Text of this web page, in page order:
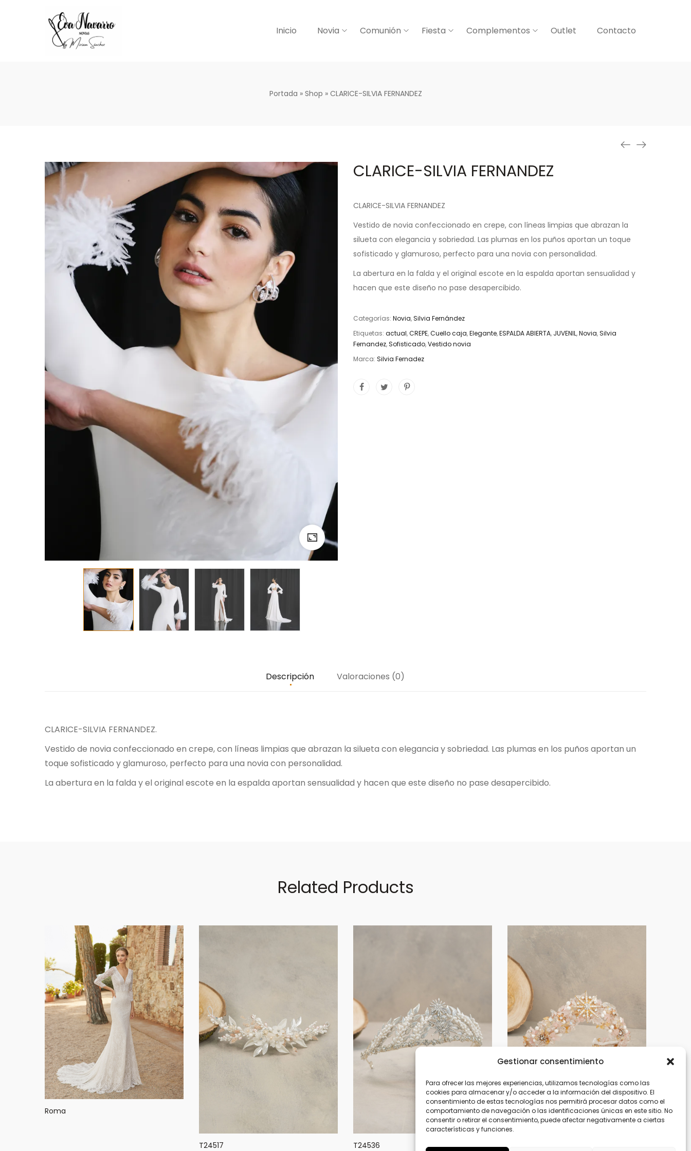
Gestionar consentimiento
Para ofrecer las mejores experiencias, utilizamos tecnologías como las
cookies para almacenar y/o acceder a la información del dispositivo. El
consentimiento de estas tecnologías nos permitirá procesar datos como el
comportamiento de navegación o las identificaciones únicas en este sitio. No
consentir o retirar el consentimiento, puede afectar negativamente a ciertas
características y funciones.
Inicio Novia Comunión Fiesta Complementos Outlet Contacto
Portada » Shop » CLARICE-SILVIA FERNANDEZ
CLARICE-SILVIA FERNANDEZ
CLARICE-SILVIA FERNANDEZ
Vestido de novia confeccionado en crepe, con líneas limpias que abrazan la
silueta con elegancia y sobriedad. Las plumas en los puños aportan un toque
sofisticado y glamuroso, perfecto para una novia con personalidad.
La abertura en la falda y el original escote en la espalda aportan sensualidad y
hacen que este diseño no pase desapercibido.
Categorías: Novia,Silvia Fernández
Etiquetas: actual,CREPE,Cuello caja,Elegante,ESPALDA ABIERTA, JUVENIL,Novia,Silvia
Fernandez,Sofisticado,Vestido novia
Marca: Silvia Fernadez
Descripción Valoraciones (0)
CLARICE-SILVIA FERNANDEZ.
Vestido de novia confeccionado en crepe, con líneas limpias que abrazan la silueta con elegancia y sobriedad. Las plumas en los puños aportan un
toque sofisticado y glamuroso, perfecto para una novia con personalidad.
La abertura en la falda y el original escote en la espalda aportan sensualidad y hacen que este diseño no pase desapercibido.
Related Products
Roma
T24517 T24536 T24525